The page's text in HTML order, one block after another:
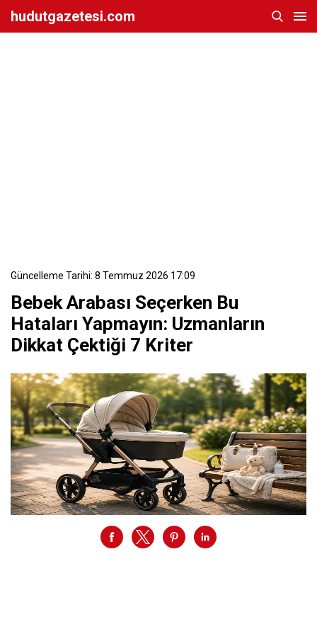
hudutgazetesi.com
Güncelleme Tarihi: 8 Temmuz 2026 17:09
Bebek Arabası Seçerken Bu
Hataları Yapmayın: Uzmanların
Dikkat Çektiği 7 Kriter